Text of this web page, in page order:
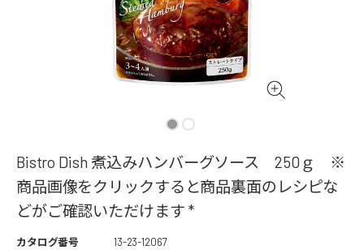
Bistro Dish 煮込みハンバーグソース 250ｇ ※
商品画像をクリックすると商品裏面のレシピな
どがご確認いただけます *
カタログ番号
13-23-12067